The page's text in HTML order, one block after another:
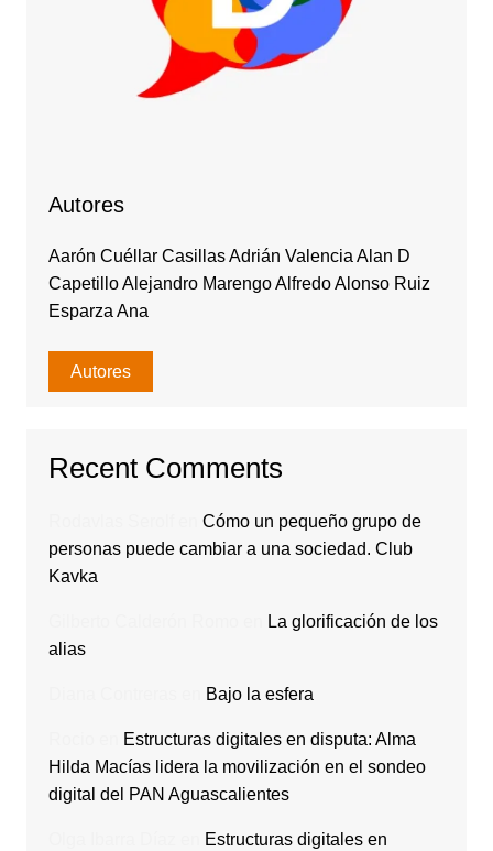
Autores
Aarón Cuéllar Casillas Adrián Valencia Alan D
Capetillo Alejandro Marengo Alfredo Alonso Ruiz
Esparza Ana
Autores
Recent Comments
Cómo un pequeño grupo de
personas puede cambiar a una sociedad. Club
Kavka
La glorificación de los
alias
Bajo la esfera
Estructuras digitales en disputa: Alma
Hilda Macías lidera la movilización en el sondeo
digital del PAN Aguascalientes
Estructuras digitales en